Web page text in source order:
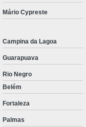
Mário Cypreste
Campina da Lagoa
Guarapuava
Rio Negro
Belém
Fortaleza
Palmas